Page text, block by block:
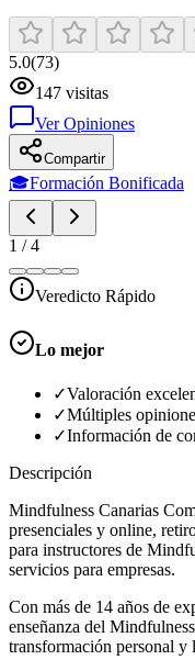
5.0(73)
147 visitas
Ver Opiniones
Compartir
🎓Formación Bonificada
1 /4
Veredicto Rápido
Lo mejor
✓Valoración
✓Múltiples
✓Información de
Descripción
Mindfulness Canarias
presenciales y online,
para instructores de
servicios para empresas.
Con más de 14 años de
enseñanza del
transformación personal y